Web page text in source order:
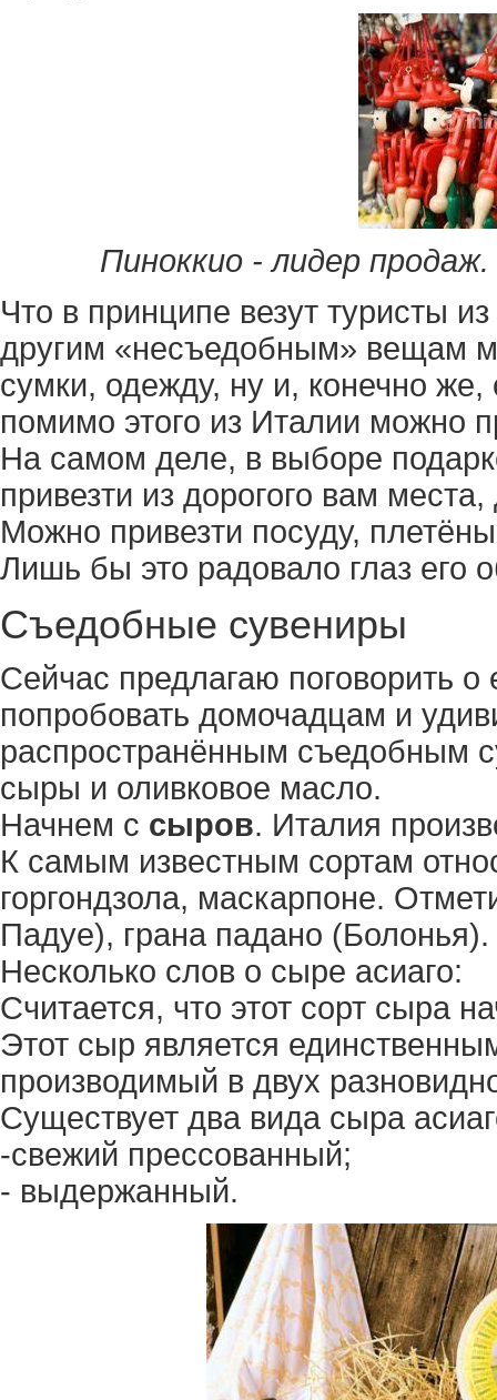
Пиноккио - лидер
Что в принципе везут туристы
другим «несъедобным» вещам
сумки, одежду, ну и, конечно
помимо этого из Италии можно
На самом деле, в выборе
привезти из дорогого вам
Можно привезти посуду,
Лишь бы это радовало глаз его
Съедобные сувениры
Сейчас предлагаю поговорить
попробовать домочадцам и
распространённым съедобным
сыры и оливковое масло.
Начнем с сыров. Италия
К самым известным сортам
горгондзола, маскарпоне.
Падуе), грана падано (Болонья).
Несколько слов о сыре асиаго:
Считается, что этот сорт сыра
Этот сыр является
производимый в двух
Существует два вида сыра
-свежий прессованный;
- выдержанный.